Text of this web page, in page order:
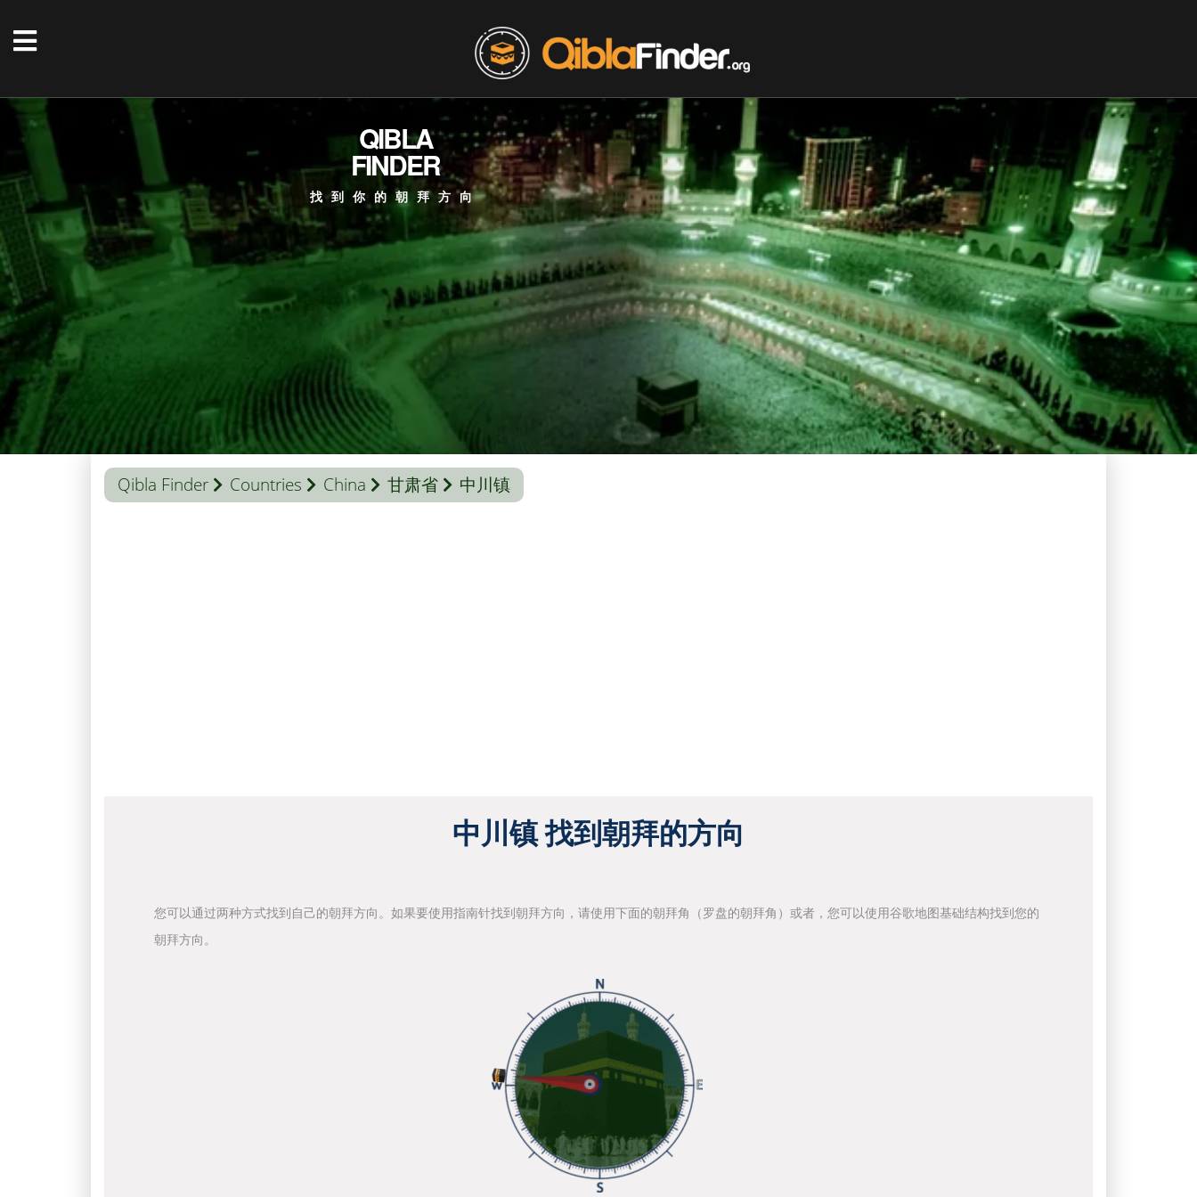
QIBLA
FINDER
找到你的朝拜方向
Qibla Finder Countries China 甘肃省 中川镇
中川镇 找到朝拜的方向
您可以通过两种方式找到自己的朝拜方向。如果要使用指南针找到朝拜方向，请使用下面的朝拜角（罗盘的朝拜角）或者，您可以使用谷歌地图基础结构找到您的
朝拜方向。